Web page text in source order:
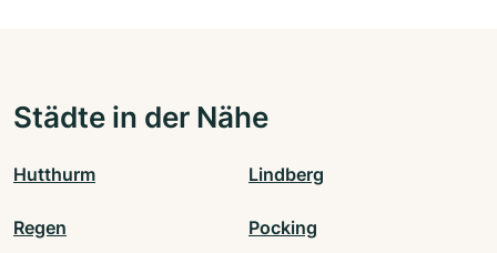
Städte in der Nähe
Hutthurm Lindberg
Regen Pocking